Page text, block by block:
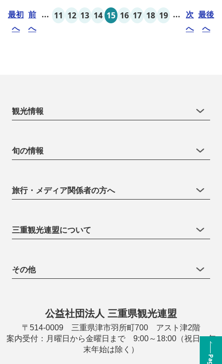
最初
へ
前
へ
... 11 12 13 14 15 16 17 18 19 ... 次
へ
最後
へ
観光情報
旬の情報
旅行・メディア関係者の方へ
三重観光連盟について
その他
公益社団法人 三重県観光連盟
〒514-0009 三重県津市羽所町700 アスト津2階
案内受付：月曜日から金曜日まで 9:00～18:00（祝日・年
末年始は除く）